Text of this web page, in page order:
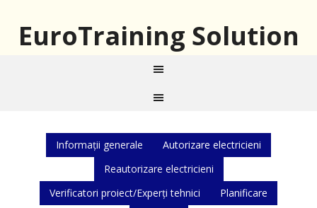
EuroTraining Solution
Informații generale
Autorizare electricieni
Reautorizare electricieni
Verificatori proiect/Experți tehnici
Planificare